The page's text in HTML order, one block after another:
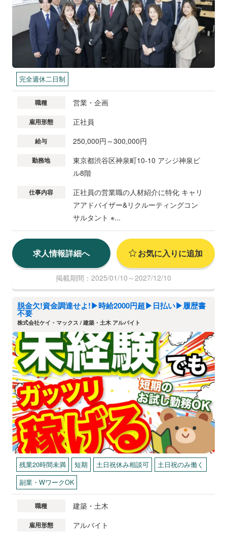
完全週休二日制
職種 営業・企画
雇用形態 正社員
給与 250,000円～300,000円
勤務地
東京都渋谷区神泉町10-10 アシジ神泉ビ
ル8階
仕事内容
正社員の営業職の人材紹介に特化 キャリ
アアドバイザー&リクルーティングコン
サルタント ※...
求人情報詳細へ お気に入りに追加
掲載期間：2025/01/10～2027/12/10
脱金欠!資金調達せよ!▶時給2000円超▶日払い▶履歴書
不要
株式会社ケイ・マックス / 建築・土木 アルバイト
残業20時間未満 短期 土日祝休み相談可
土日祝のみ働く
副業・WワークOK
職種 建築・土木
雇用形態 アルバイト